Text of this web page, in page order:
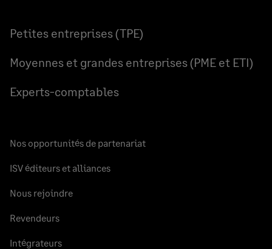
Petites entreprises (TPE)
Moyennes et grandes entreprises (PME et ETI)
Experts-comptables
Nos opportunités de partenariat
ISV éditeurs et alliances
Nous rejoindre
Revendeurs
Intégrateurs